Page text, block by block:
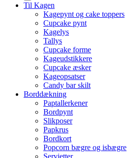
Til Kagen
Kagepynt og cake toppers
Cupcake pynt
Kagelys
Tallys
Cupcake forme
Kageudstikkere
Cupcake æsker
Kageopsatser
Candy bar skilt
Borddækning
Paptallerkener
Bordpynt
Slikposer
Papkrus
Bordkort
Popcorn bægre og isbægre
Servietter